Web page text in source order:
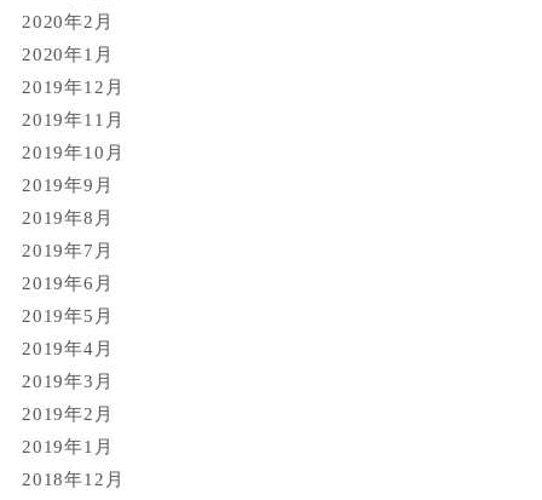
2020年2月
2020年1月
2019年12月
2019年11月
2019年10月
2019年9月
2019年8月
2019年7月
2019年6月
2019年5月
2019年4月
2019年3月
2019年2月
2019年1月
2018年12月